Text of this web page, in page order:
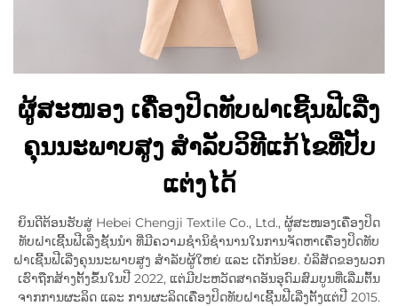
ຜູ້ສະໜອງ ເຄື່ອງປິດທັບຝາເຊີ້ນຟີເລີ່ງ
ຄຸນນະພາບສູງ ສຳລັບວິທີແກ້ໄຂທີ່ປັບ
ແຕ່ງໄດ້
ຍິນດີຕ້ອນຮັບສູ່ Hebei Chengji Textile Co., Ltd., ຜູ້ສະໜອງເຄື່ອງປິດ
ທັບຝາເຊີ້ນຟີເລີ່ງຊັ້ນນຳ ທີ່ມີຄວາມຊຳນິຊຳນານໃນການຈັດຫາເຄື່ອງປິດທັບ
ຝາເຊີ້ນຟີເລີ່ງຄຸນນະພາບສູງ ສຳລັບຜູ້ໃຫຍ່ ແລະ ເດັກນ້ອຍ. ບໍລິສັດຂອງພວກ
ເຮົາຖືກສ້າງຕັ້ງຂຶ້ນໃນປີ 2022, ແຕ່ມີປະຫວັດສາດອັນອຸດົມສົມບູນທີ່ເລີ່ມຕົ້ນ
ຈາກການຜະລິດ ແລະ ການຜະລິດເຄື່ອງປິດທັບຝາເຊີ້ນຟີເລີ່ງຕັ້ງແຕ່ປີ 2015.